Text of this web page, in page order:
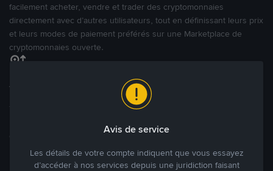
facilement acheter, vendre et trader des cryptomonnaies
directement avec d’autres utilisateurs, tout en définissant leurs prix
et leurs modes de paiement préférés sur une Marketplace de
cryptomonnaies ouverte.
Tradez à des prix avantageux pour vous
Tradez des cryptos en étant libres d’acheter et de vendre à votre
des annonces commerciales pour fixer vos propres prix.
Blog P2P Voir plus
Avis de service
Les détails de votre compte indiquent que vous essayez
d’accéder à nos services depuis une juridiction faisant